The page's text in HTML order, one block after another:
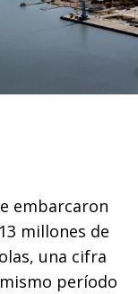
embarcaron
millones de
una cifra
período